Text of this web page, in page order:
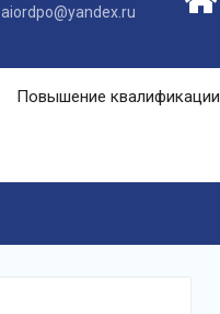
aiordpo@yandex.ru
Повышение квалификации